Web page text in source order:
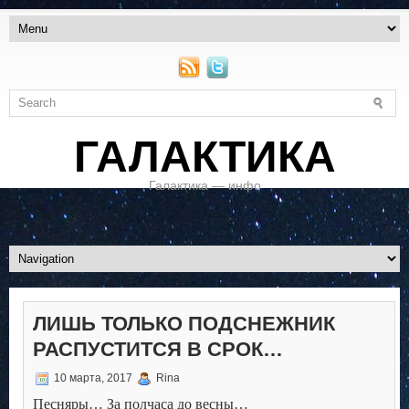
ГАЛАКТИКА
Галактика — инфо
ЛИШЬ ТОЛЬКО ПОДСНЕЖНИК
РАСПУСТИТСЯ В СРОК…
10 марта, 2017 Rina
Песняры… За полчаса до весны…